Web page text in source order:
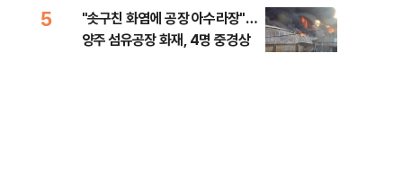
5
"솟구친 화염에 공장 아수라장"…
양주 섬유공장 화재, 4명 중경상